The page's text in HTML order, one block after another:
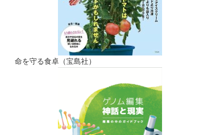
命を守る食卓（宝島社）